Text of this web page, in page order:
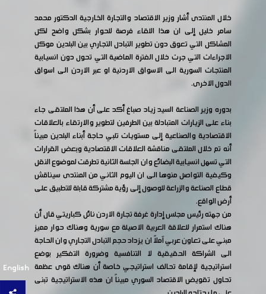
English
خلال المنتدى أشار وزير الاقتصاد والتجارة الخارجية الدكتور محمد
سامر خليل إلى ان هذا اللقاء فرصة للحوار بشكل واضح لكل
المشاكل التي تعوق دون تطوير التبادل التجاري بين البلدين موكل
الاجراءات التي جرت خلال الفترة الماضية التي تحول دون انسيابية
المنتجات السورية الى الاسواق الاردنية او عبر الاردن الى اسواق
الدول الاخرى.
بدوره وزير الصناعة السيد زياد صباغ أكد على أن هذا الملتقى جاء
بناء على الزيارات المتبادلة بين الطرفين لتطوير والارتقاء بالعلاقات
الاقتصادية والصناعية إلى مستويات تلبي حاجة أبناء البلدين مبيناً
أنه تم خلال الملتقى مناقشة العلاقات الاقتصادية وبعض القرارات
التي تسهل انسيابية البضائع وان الجلسة الثانية تطرقت لموضوع النقل
وكيفية التواصل منوها الى ان اليوم الثاني من المنتدى سيناقش
قطاع الصناعة والزراعة للوصول إلى رؤية مشتركة قابلة للتطبيق على
أرض الواقع.
من جهته رئيس مجلس إدارة غرفة تجارة الاردن نائل كباريتي قال أن
هناك استمرار للعلاقة العربية الاصيلة مع سورية وهناك حوار مميز
مبني على تعاون عربي آملاً ان يزداد حجم التبادل التجاري وان الحاجة
الى الشراكة الحقيقية لا التنافسية وضرورة التفكير بوضع
استراتيجية لإقامة تحالف استراتيجي خاصة أن هناك قوى عظمة
تحاول تقويض الاقتصاد السوري مبيناً ان هذه الاستراتيجية تبنى